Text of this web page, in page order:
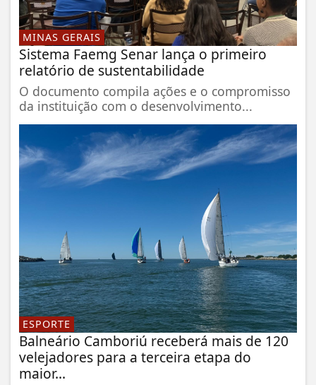
MINAS GERAIS
Sistema Faemg Senar lança o primeiro
relatório de sustentabilidade
O documento compila ações e o compromisso
da instituição com o desenvolvimento...
ESPORTE
Balneário Camboriú receberá mais de 120
velejadores para a terceira etapa do
maior...